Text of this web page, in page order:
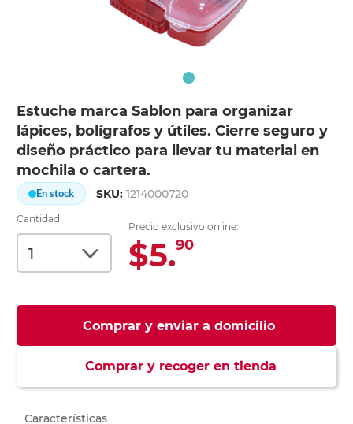
Estuche marca Sablon para organizar
lápices, bolígrafos y útiles. Cierre seguro y
diseño práctico para llevar tu material en
mochila o cartera.
En stock SKU:1214000720
Cantidad
Precio exclusivo online:
$5.90
Comprar y enviar a domicilio
Comprar y recoger en tienda
Características